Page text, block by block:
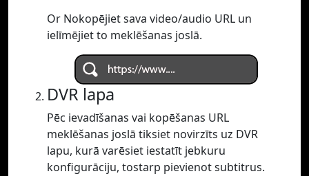
Or Nokopējiet sava video/audio URL un
ielīmējiet to meklēšanas joslā.
DVR lapa
Pēc ievadīšanas vai kopēšanas URL
meklēšanas joslā tiksiet novirzīts uz DVR
lapu, kurā varēsiet iestatīt jebkuru
konfigurāciju, tostarp pievienot subtitrus.